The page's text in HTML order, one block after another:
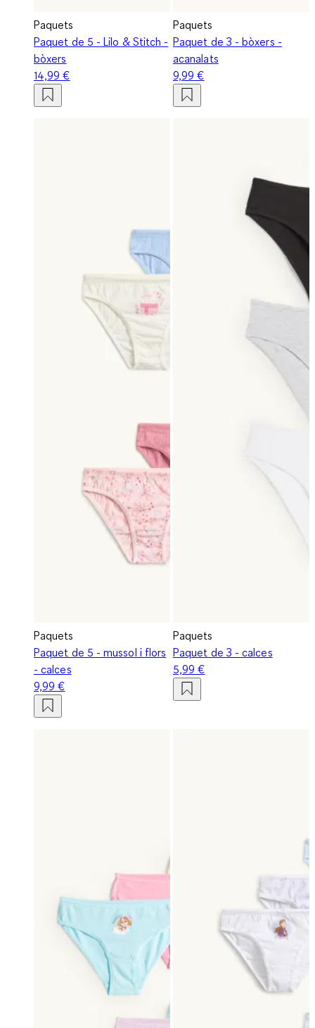
Paquets
Paquet de 5 - Lilo & Stitch -
bòxers
14,99 €
Paquets
Paquet de 3 - bòxers -
acanalats
9,99 €
Paquets
Paquet de 5 - mussol i flors
- calces
9,99 €
Paquets
Paquet de 3 - calces
5,99 €